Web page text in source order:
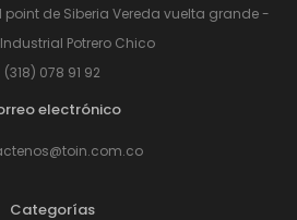
point de Siberia Vereda vuelta grande -
Potrero Chico
(318) 078 91 92
electrónico
Categorías